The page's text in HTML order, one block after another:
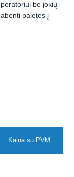
be jokių
paletes į
Kaina su PVM